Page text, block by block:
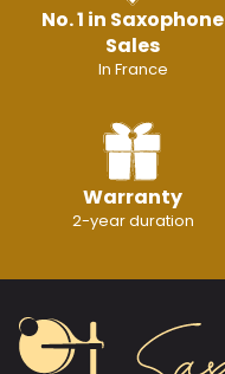
No. 1 in Saxophone
Sales
In France
Warranty
2-year duration